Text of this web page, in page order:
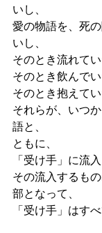
いし、
愛の物語を、死
いし、
そのとき流れてい
そのとき飲んでい
そのとき抱えてい
それらが、いつ
語と、
ともに、
「受け手」に流
その流入するも
部となって、
「受け手」はす